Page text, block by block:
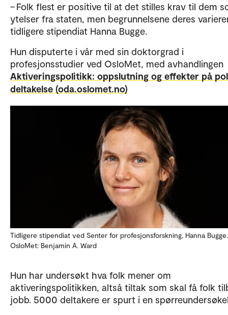
– Folk flest er positive til at det stilles krav til dem
ytelser fra staten, men begrunnelsene deres
tidligere stipendiat Hanna Bugge.
Hun disputerte i vår med sin doktorgrad i
profesjonsstudier ved OsloMet, med avhandlingen
Aktiveringspolitikk: oppslutning og effekter på
deltakelse (oda.oslomet.no)
Tidligere stipendiat ved Senter for profesjonsforskning, Hanna
OsloMet: Benjamin A. Ward
Hun har undersøkt hva folk mener om
aktiveringspolitikken, altså tiltak som skal få folk
jobb. 5000 deltakere er spurt i en